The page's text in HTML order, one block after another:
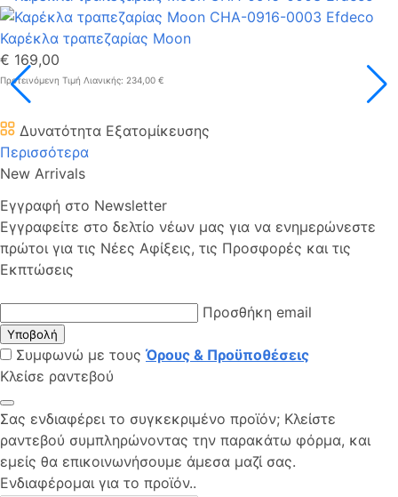
Καρέκλα τραπεζαρίας Moon
€ 169,00
Προτεινόμενη Τιμή Λιανικής: 234,00 €
Δυνατότητα Εξατομίκευσης
Περισσότερα
New Arrivals
Εγγραφή στο Newsletter
Εγγραφείτε στο δελτίο νέων μας για να ενημερώνεστε
πρώτοι για τις Νέες Αφίξεις, τις Προσφορές και τις
Εκπτώσεις
Προσθήκη email
Υποβολή
Συμφωνώ με τους Όρους & Προϋποθέσεις
Κλείσε ραντεβού
Σας ενδιαφέρει το συγκεκριμένο προϊόν; Kλείστε
ραντεβού συμπληρώνοντας την παρακάτω φόρμα, και
εμείς θα επικοινωνήσουμε άμεσα μαζί σας.
Ενδιαφέρομαι για το προϊόν..